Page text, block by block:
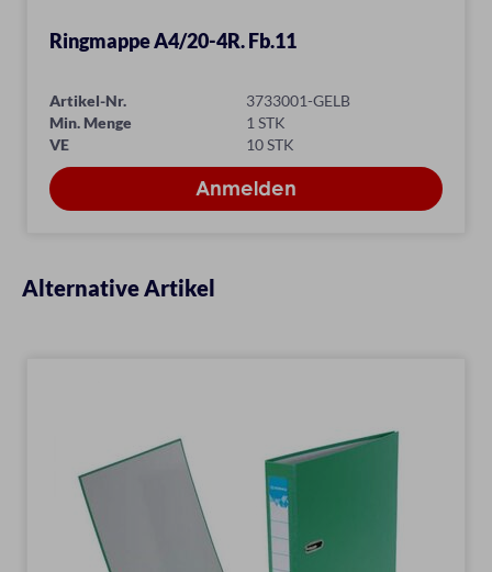
Ringmappe A4/20-4R. Fb.11
Artikel-Nr.
3733001-GELB
Min. Menge
1 STK
VE
10 STK
Alternative Artikel